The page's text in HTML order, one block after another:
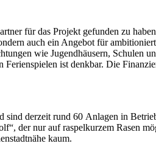
für das Projekt gefunden zu
auch ein Angebot für
wie Jugendhäusern, Schulen
ist denkbar. Die
derzeit rund 60 Anlagen in
der nur auf raspelkurzem Rasen
kaum.